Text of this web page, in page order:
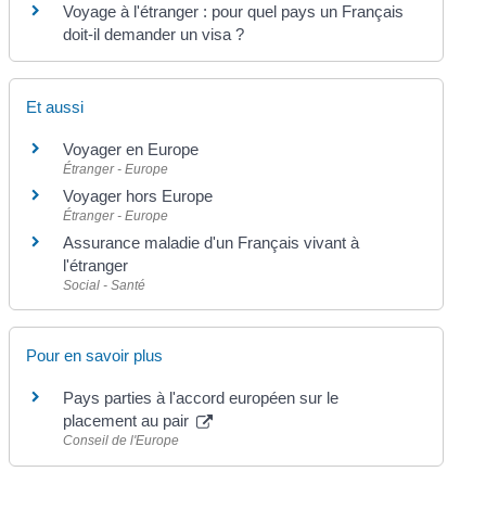
Voyage à l'étranger : pour quel pays un Français
doit-il demander un visa ?
Et aussi
Voyager en Europe
Étranger - Europe
Voyager hors Europe
Étranger - Europe
Assurance maladie d'un Français vivant à
l'étranger
Social - Santé
Pour en savoir plus
Pays parties à l'accord européen sur le
placement au pair
Conseil de l'Europe